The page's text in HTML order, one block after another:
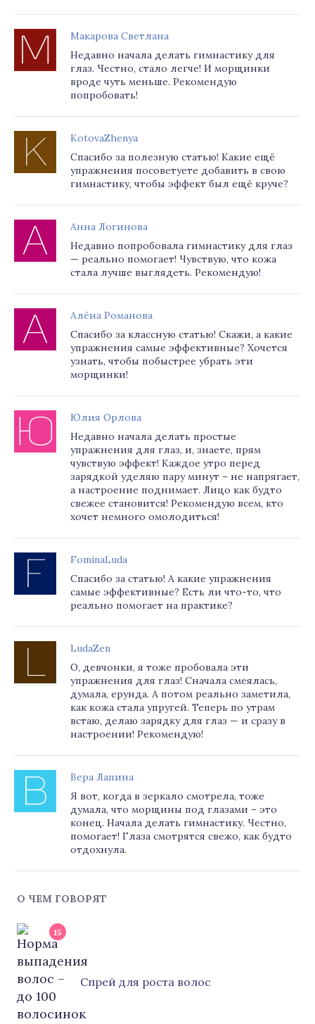
Макарова Светлана
Недавно начала делать гимнастику для
глаз. Честно, стало легче! И морщинки
вроде чуть меньше. Рекомендую
попробовать!
KotovaZhenya
Спасибо за полезную статью! Какие ещё
упражнения посоветуете добавить в свою
гимнастику, чтобы эффект был ещё круче?
Анна Логинова
Недавно попробовала гимнастику для глаз
— реально помогает! Чувствую, что кожа
стала лучше выглядеть. Рекомендую!
Алёна Романова
Спасибо за классную статью! Скажи, а какие
упражнения самые эффективные? Хочется
узнать, чтобы побыстрее убрать эти
морщинки!
Юлия Орлова
Недавно начала делать простые
упражнения для глаз, и, знаете, прям
чувствую эффект! Каждое утро перед
зарядкой уделяю пару минут – не напрягает,
а настроение поднимает. Лицо как будто
свежее становится! Рекомендую всем, кто
хочет немного омолодиться!
FominaLuda
Спасибо за статью! А какие упражнения
самые эффективные? Есть ли что-то, что
реально помогает на практике?
LudaZen
О, девчонки, я тоже пробовала эти
упражнения для глаз! Сначала смеялась,
думала, ерунда. А потом реально заметила,
как кожа стала упругей. Теперь по утрам
встаю, делаю зарядку для глаз — и сразу в
настроении! Рекомендую!
Вера Лапина
Я вот, когда в зеркало смотрела, тоже
думала, что морщины под глазами – это
конец. Начала делать гимнастику. Честно,
помогает! Глаза смотрятся свежо, как будто
отдохнула.
О ЧЕМ ГОВОРЯТ
15
Cпрей для роста волос